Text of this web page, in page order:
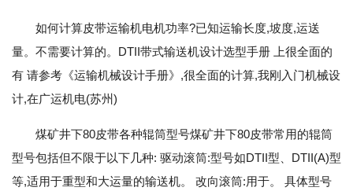
如何计算皮带运输机电机功率?已知运输长度,坡度,运送
量。不需要计算的。DTII带式输送机设计选型手册 上很全面的
有 请参考《运输机械设计手册》,很全面的计算,我刚入门机械设
计,在广运机电(苏州)
煤矿井下80皮带各种辊筒型号煤矿井下80皮带常用的辊筒
型号包括但不限于以下几种: 驱动滚筒:型号如DTII型、DTII(A)型
等,适用于重型和大运量的输送机。 改向滚筒:用于。 具体型号